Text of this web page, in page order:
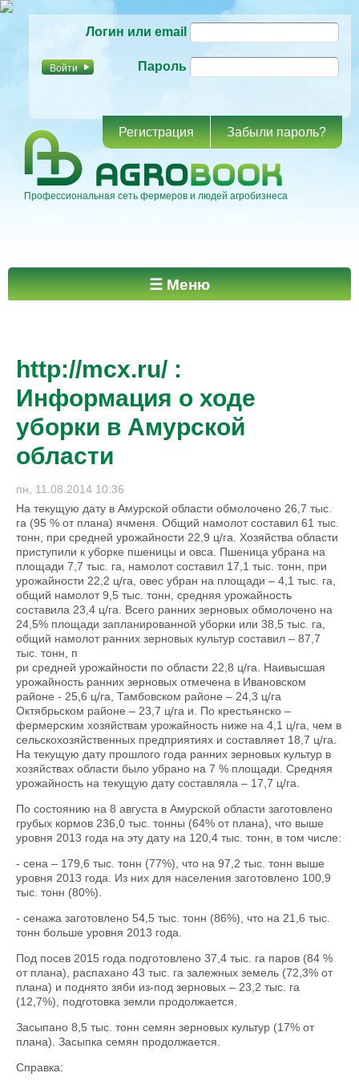
основному
Логин или email
Пароль
Регистрация Забыли пароль?
Профессиональная сеть фермеров и людей агробизнеса
Главное меню ☰ Меню
http://mcx.ru/ :
Информация о ходе
уборки в Амурской
области
пн, 11.08.2014 10:36
На текущую дату в Амурской области обмолочено 26,7 тыс.
га (95 % от плана) ячменя. Общий намолот составил 61 тыс.
тонн, при средней урожайности 22,9 ц/га. Хозяйства области
приступили к уборке пшеницы и овса. Пшеница убрана на
площади 7,7 тыс. га, намолот составил 17,1 тыс. тонн, при
урожайности 22,2 ц/га, овес убран на площади – 4,1 тыс. га,
общий намолот 9,5 тыс. тонн, средняя урожайность
составила 23,4 ц/га. Всего ранних зерновых обмолочено на
24,5% площади запланированной уборки или 38,5 тыс. га,
общий намолот ранних зерновых культур составил – 87,7
тыс. тонн, п
ри средней урожайности по области 22,8 ц/га. Наивысшая
урожайность ранних зерновых отмечена в Ивановском
районе - 25,6 ц/га, Тамбовском районе – 24,3 ц/га
Октябрьском районе – 23,7 ц/га и. По крестьянско –
фермерским хозяйствам урожайность ниже на 4,1 ц/га, чем в
сельскохозяйственных предприятиях и составляет 18,7 ц/га.
На текущую дату прошлого года ранних зерновых культур в
хозяйствах области было убрано на 7 % площади. Средняя
урожайность на текущую дату составляла – 17,7 ц/га.
По состоянию на 8 августа в Амурской области заготовлено
грубых кормов 236,0 тыс. тонны (64% от плана), что выше
уровня 2013 года на эту дату на 120,4 тыс. тонн, в том числе:
- сена – 179,6 тыс. тонн (77%), что на 97,2 тыс. тонн выше
уровня 2013 года. Из них для населения заготовлено 100,9
тыс. тонн (80%).
- сенажа заготовлено 54,5 тыс. тонн (86%), что на 21,6 тыс.
тонн больше уровня 2013 года.
Под посев 2015 года подготовлено 37,4 тыс. га паров (84 %
от плана), распахано 43 тыс. га залежных земель (72,3% от
плана) и поднято зяби из-под зерновых – 23,2 тыс. га
(12,7%), подготовка земли продолжается.
Засыпано 8,5 тыс. тонн семян зерновых культур (17% от
плана). Засыпка семян продолжается.
Справка: